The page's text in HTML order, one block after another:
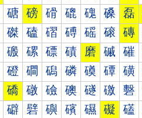
磄 磅 磆 磇 磈 磉 磊
磔 磕 磖 磗 磘 磙 磚
磤 磥 磦 磧 磨 磩 磪
磴 磵 磶 磷 磸 磹 磺
礄 礅 礆 礇 礈 礉 礊
礔 礕 礖 礗 礘 礙 礚